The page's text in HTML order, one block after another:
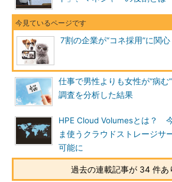
7割の企業が“コネ採用”に関
仕事で男性よりも女性が“病
調査を分析した結果
HPE Cloud Volumesとは？
ま使うクラウドストレージサ
可能に
過去の連載記事が 34 件あ